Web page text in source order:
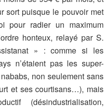
sort puisque le pouvoir met
pour radier un maximum
honteux, relayé par S.
» : comme si les
n’étaient pas les super-
non seulement sans
et ses courtisans…), mais
(désindustrialisation,